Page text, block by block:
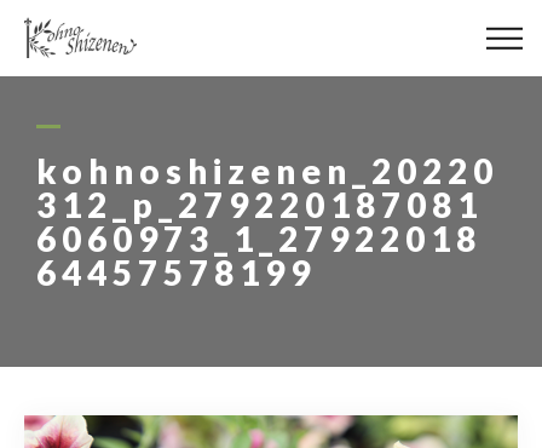
kohnoshizenen_20220
312_p_279220187081
6060973_1_27922018
64457578199
メディア
造園施工
レッスン
ネットショップ